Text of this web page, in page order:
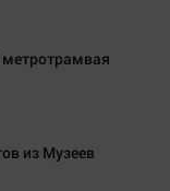
метротрамвая
из Музеев